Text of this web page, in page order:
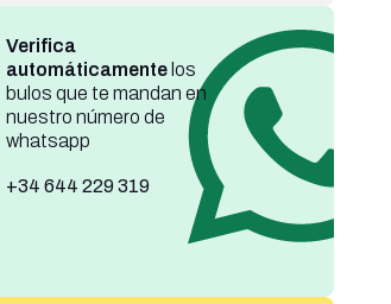
Verifica
automáticamentelos
bulos que te mandan en
nuestro número de
whatsapp
+34 644 229 319